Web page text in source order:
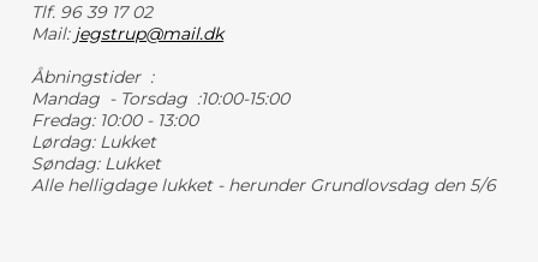
Tlf. 96 39 17 02
Mail: jegstrup@mail.dk
Åbningstider :
Mandag - Torsdag :10:00-15:00
Fredag: 10:00 - 13:00
Lørdag: Lukket
Søndag: Lukket
Alle helligdage lukket - herunder Grundlovsdag den 5/6